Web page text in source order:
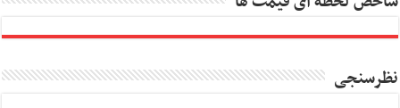
نظرسنجی